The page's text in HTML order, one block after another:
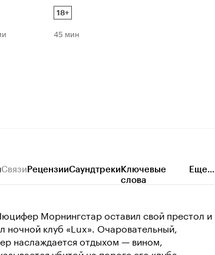
18+
45 мин
СвязиРецензииСаундтрекиКлючевые
слова
Еще...
Морнингстар оставил свой престол и
клуб «Lux». Очаровательный,
наслаждается отдыхом — вином,